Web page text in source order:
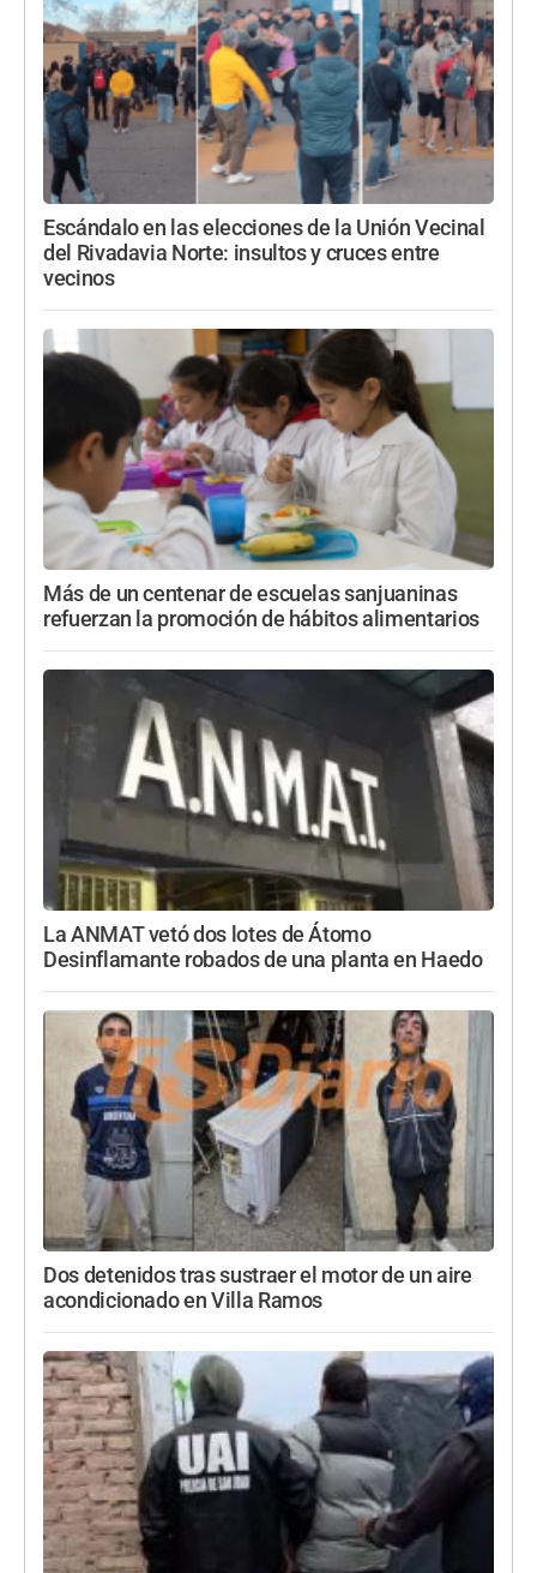
Escándalo en las elecciones de la Unión Vecinal
del Rivadavia Norte: insultos y cruces entre
vecinos
Más de un centenar de escuelas sanjuaninas
refuerzan la promoción de hábitos alimentarios
La ANMAT vetó dos lotes de Átomo
Desinflamante robados de una planta en Haedo
Dos detenidos tras sustraer el motor de un aire
acondicionado en Villa Ramos